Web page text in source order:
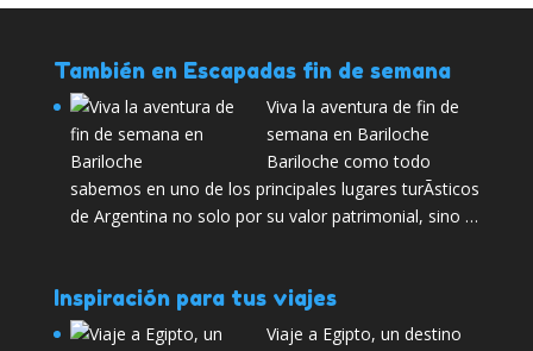
También en Escapadas fin de semana
Viva la aventura de fin de
semana en Bariloche
Bariloche como todo
sabemos en uno de los principales lugares turÃ­sticos
de Argentina no solo por su valor patrimonial, sino …
Inspiración para tus viajes
Viaje a Egipto, un destino